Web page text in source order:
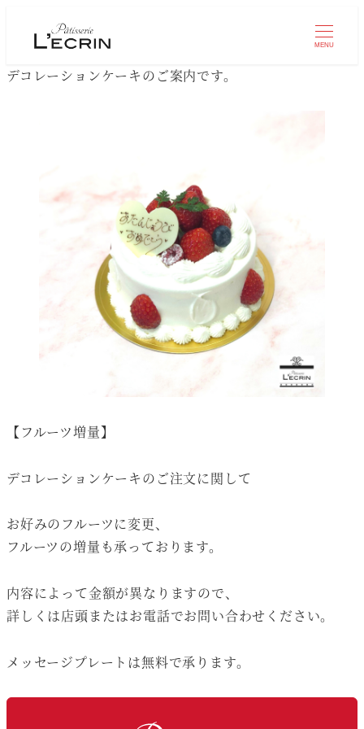
MENU
デコレーションケーキのご案内です。
【フルーツ増量】
デコレーションケーキのご注文に関して
お好みのフルーツに変更、
フルーツの増量も承っております。
内容によって金額が異なりますので、
詳しくは店頭またはお電話でお問い合わせください。
メッセージプレートは無料で承ります。